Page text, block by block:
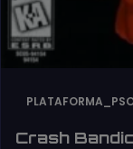
Crash